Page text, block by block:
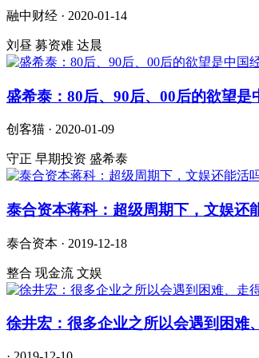
融中财经 · 2020-01-14
刘昼 募资难 达晨
盛希泰：80后、90后、00后的欲望是
创客猫 · 2020-01-09
守正 早期投资 盛希泰
泰合资本蒋科：超级周期下，文娱还
泰合资本 · 2019-12-18
整合 现金流 文娱
徐井宏：很多企业之所以会遇到困难